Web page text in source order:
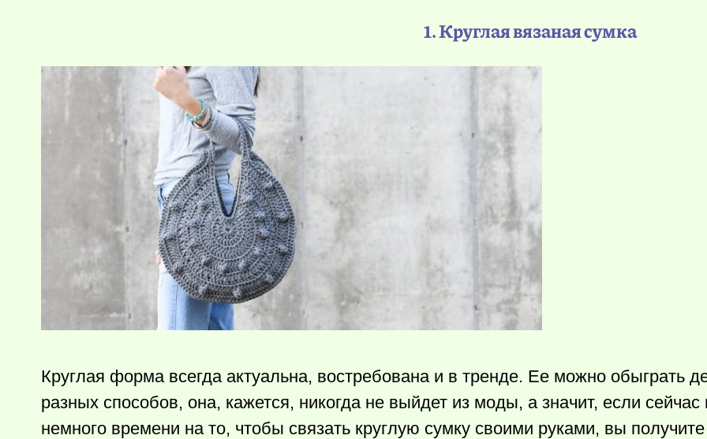
1. Круглая вязаная сумка
Круглая форма всегда актуальна, востребована и в тренде. Ее можно обыграть
разных способов, она, кажется, никогда не выйдет из моды, а значит, если сейчас
немного времени на то, чтобы связать круглую сумку своими руками, вы